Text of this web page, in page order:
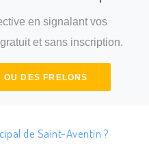
en signalant vos
et sans inscription.
DES FRELONS
de Saint-Aventin ?